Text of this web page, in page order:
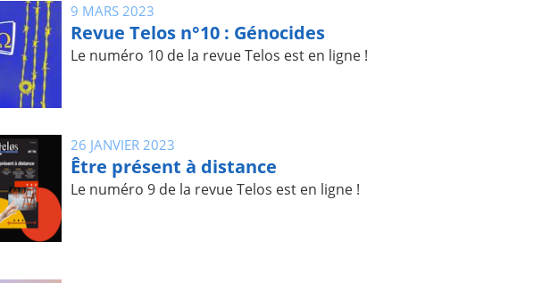
9 MARS 2023
Revue Telos n°10 : Génocides
Le numéro 10 de la revue Telos est en ligne !
26 JANVIER 2023
Être présent à distance
Le numéro 9 de la revue Telos est en ligne !